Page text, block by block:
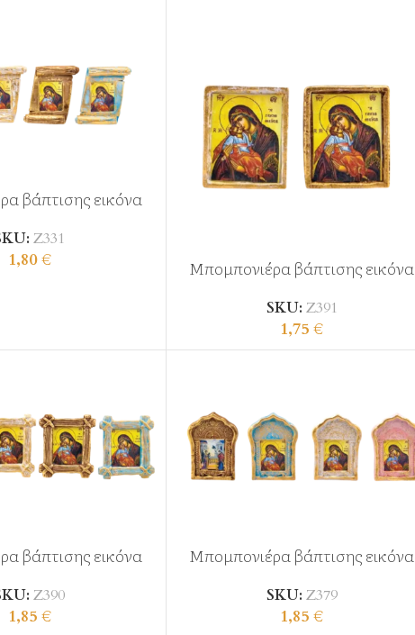
βάπτισης εικόνα
Ζ331
1,80€ Μπομπονιέρα βάπτισης εικόνα
SKU: Ζ391
1,75€
βάπτισης εικόνα
Ζ390
1,85 €
Μπομπονιέρα βάπτισης εικόνα
SKU: Ζ379
1,85€